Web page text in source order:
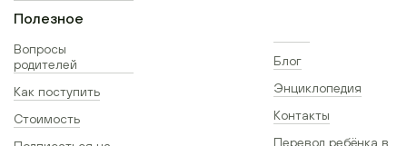
Полезное
Вопросы
родителей
Как поступить
Стоимость
Блог
Энциклопедия
Контакты
Перевод ребёнка в